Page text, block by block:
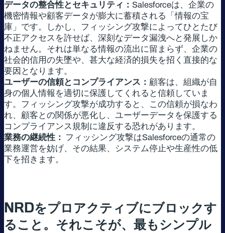
データの整合性とセキュリティ： Salesforceは、企業の
機密情報や顧客データが膨大に蓄積される「情報の宝
庫」です。しかし、フィッシング攻撃によってひとたび
不正アクセスを許せば、深刻なデータ漏洩へと発展しか
ねません。それは単なる情報の流出に留まらず、企業の
社会的信用の失墜や、甚大な経済的損失を招く直接的な
要因となります。
ユーザーの信頼とコンプライアンス： 顧客は、組織が自
身の個人情報を適切に保護してくれると信頼していま
す。フィッシング攻撃が成功すると、この信頼が損なわ
れ、顧客との関係が悪化し、ユーザーデータを保護する
コンプライアンス規制に違反する恐れがあります。
業務の継続性： フィッシング攻撃はSalesforceの通常の
業務運営を妨げ、その結果、システム停止や生産性の低
下を招きます。
NRDをプロアクティブにブロックす
ること。それこそが、最もシンプル